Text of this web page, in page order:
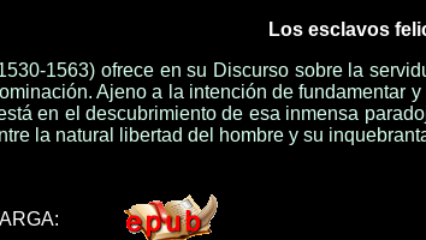
Los esclavos
1563) ofrece en su Discurso sobre la
Ajeno a la intención de fundamentar
en el descubrimiento de esa inmensa
la natural libertad del hombre y su